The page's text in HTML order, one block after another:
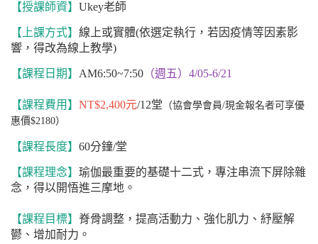
【授課師資】 Ukey老師
【上課方式】 線上或實體(依選定執行，若因疫情等因素影
響，得改為線上教學)
【課程日期】 AM6:50~7:50 （週五）4/05-6/21
【課程費用】 NT$2,400元/12堂 （協會學會員/現金報名者可享優
惠價$2180）
【課程長度】 60分鐘/堂
【課程理念】 瑜伽最重要的基礎十二式，專注串流下屏除雜
念，得以開悟進三摩地。
【課程目標】 脊骨調整，提高活動力、強化肌力、紓壓解
鬰、增加耐力。